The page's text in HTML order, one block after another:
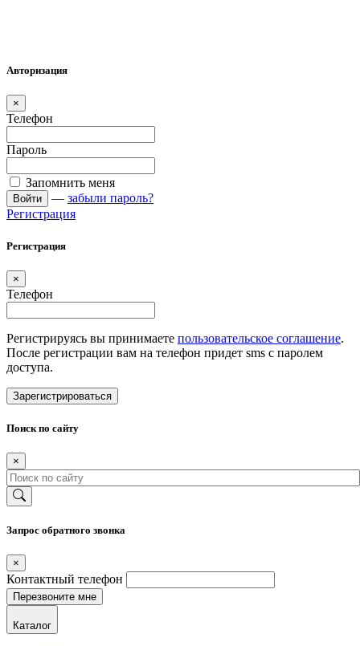
Авторизация
×
Телефон
Пароль
Запомнить меня
Войти — забыли пароль?
Регистрация
Регистрация
×
Телефон
Регистрируясь вы принимаете пользовательское соглашение.
После регистрации вам на телефон придет sms с паролем
доступа.
Зарегистрироваться
Поиск по сайту
×
Запрос обратного звонка
×
Контактный телефон
Каталог